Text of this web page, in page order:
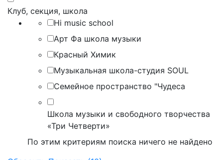
Клуб, секция, школа
Hi music school
Арт Фа школа музыки
Красный Химик
Музыкальная школа-студия SOUL
Семейное пространство "Чудеса
Школа музыки и свободного творчества
«Три Четверти»
По этим критериям поиска ничего не найдено